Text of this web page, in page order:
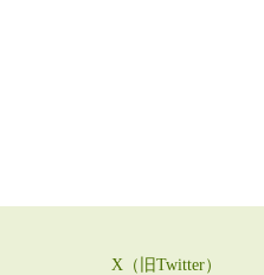
X（旧Twitter）